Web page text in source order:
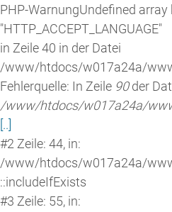
PHP-WarnungUndefined array
"HTTP_ACCEPT_LANGUAGE"
in Zeile 40 in der Datei
/www/htdocs/w017a24a/
Fehlerquelle: In Zeile 90der
/www/htdocs/w017a24a/
[..]
#2 Zeile: 44, in:
/www/htdocs/w017a24a/
::includeIfExists
#3 Zeile: 55, in: